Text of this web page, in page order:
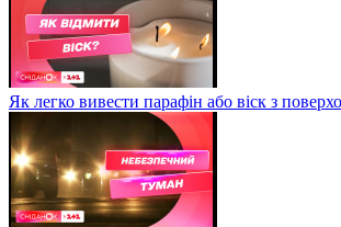
Як легко вивести парафін або віск з